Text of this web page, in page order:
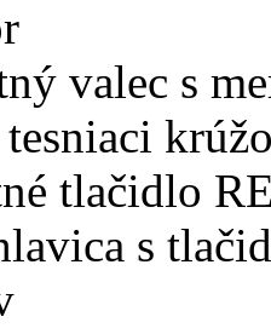
valec s
tlačidlo
s